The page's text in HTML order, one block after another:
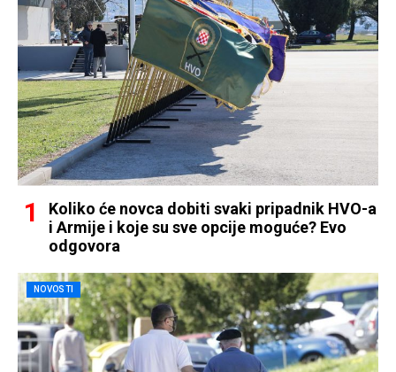
Koliko će novca dobiti svaki pripadnik HVO-a
i Armije i koje su sve opcije moguće? Evo
odgovora
NOVOSTI